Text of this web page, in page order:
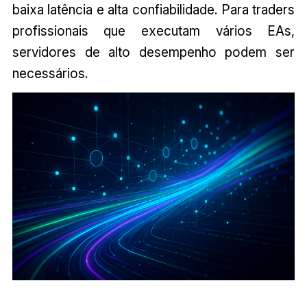
baixa latência e alta confiabilidade. Para traders
profissionais que executam vários EAs,
servidores de alto desempenho podem ser
necessários.